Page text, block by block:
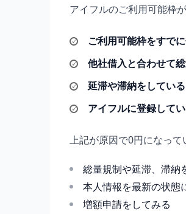
アイフルのご利用可能枠
ご利用可能枠をすで
他社借入と合わせて
延滞や滞納をしている
アイフルに登録して
上記が原因で0円になって
総量規制や延滞、滞納
本人情報を最新の状態
増額申請をしてみる